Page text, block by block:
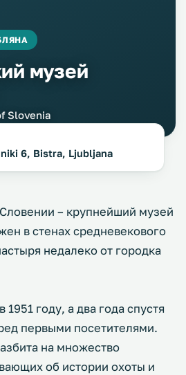
музей
Slovenia
6, Bistra, Ljubljana
– крупнейший музей
в стенах средневекового
недалеко от городка
году, а два года спустя
первыми посетителями.
на множество
об истории охоты и